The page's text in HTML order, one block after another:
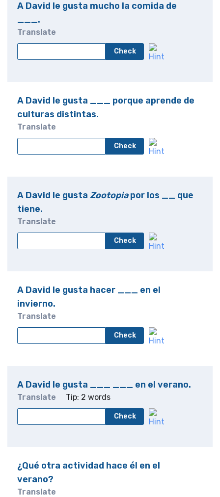
A David le gusta mucho la comida de
___.
Translate
Check
A David le gusta ___ porque aprende de
culturas distintas.
Translate
Check
A David le gusta Zootopiapor los __ que
tiene.
Translate
Check
A David le gusta hacer ___ en el
invierno.
Translate
Check
A David le gusta ___ ___ en el verano.
Translate Tip: 2 words
Check
¿Qué otra actividad hace él en el
verano?
Translate